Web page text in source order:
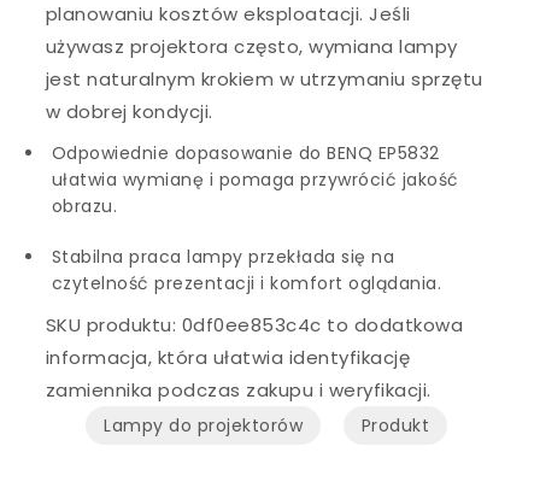
planowaniu kosztów eksploatacji. Jeśli
używasz projektora często, wymiana lampy
jest naturalnym krokiem w utrzymaniu sprzętu
w dobrej kondycji.
Odpowiednie dopasowanie do BENQ EP5832
ułatwia wymianę i pomaga przywrócić jakość
obrazu.
Stabilna praca lampy przekłada się na
czytelność prezentacji i komfort oglądania.
SKU produktu: 0df0ee853c4c to dodatkowa
informacja, która ułatwia identyfikację
zamiennika podczas zakupu i weryfikacji.
Lampy do projektorów Produkt